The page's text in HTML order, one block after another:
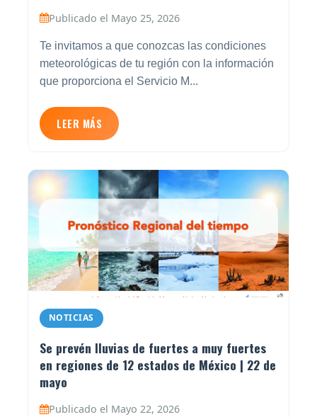
Publicado el Mayo 25, 2026
Te invitamos a que conozcas las condiciones
meteorológicas de tu región con la información
que proporciona el Servicio M...
LEER MÁS
NOTICIAS
Se prevén lluvias de fuertes a muy fuertes
en regiones de 12 estados de México | 22 de
mayo
Publicado el Mayo 22, 2026